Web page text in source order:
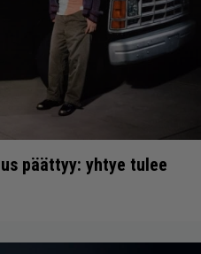
päättyy: yhtye tulee